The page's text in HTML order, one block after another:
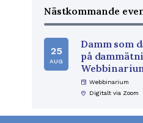
Nästkommande
25
AUG
Damm som
på
event Webbinarium
home_pin Digitalt via Zoom